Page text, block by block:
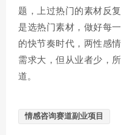
题，上过热门的素材反
是选热门素材，做好每
的快节奏时代，两性感
需求大，但从业者少，
道。
情感咨询赛道副业项目